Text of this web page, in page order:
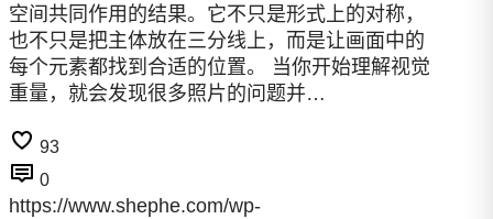
空间共同作用的结果。它不只是形式上的对称，
也不只是把主体放在三分线上，而是让画面中的
每个元素都找到合适的位置。 当你开始理解视觉
重量，就会发现很多照片的问题并…
93
0
https://www.shephe.com/wp-